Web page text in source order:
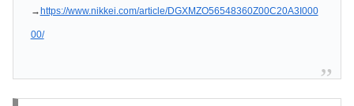
→ https://www.nikkei.com/article/DGXMZO56548360Z00C20A3I000
00/